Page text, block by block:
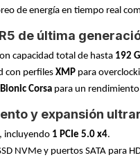
de energía en tiempo real
de última
capacidad total de hasta 192
con perfiles XMP para
Corsa para un
y expansión
, incluyendo 1 PCIe 5.0 x4.
NVMe y puertos SATA para